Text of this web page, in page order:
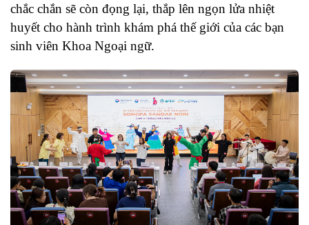
chắc chắn sẽ còn đọng lại, thắp lên ngọn lửa nhiệt
huyết cho hành trình khám phá thế giới của các bạn
sinh viên Khoa Ngoại ngữ.